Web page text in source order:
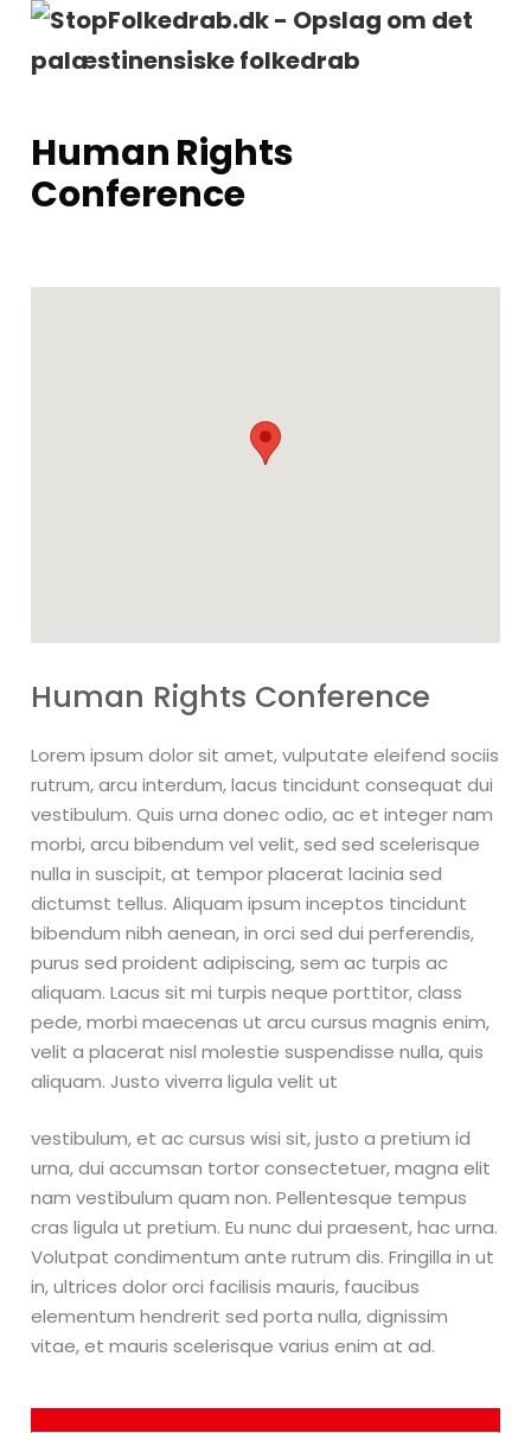
Human Rights
Conference
Human Rights Conference
Lorem ipsum dolor sit amet, vulputate eleifend sociis
rutrum, arcu interdum, lacus tincidunt consequat dui
vestibulum. Quis urna donec odio, ac et integer nam
morbi, arcu bibendum vel velit, sed sed scelerisque
nulla in suscipit, at tempor placerat lacinia sed
dictumst tellus. Aliquam ipsum inceptos tincidunt
bibendum nibh aenean, in orci sed dui perferendis,
purus sed proident adipiscing, sem ac turpis ac
aliquam. Lacus sit mi turpis neque porttitor, class
pede, morbi maecenas ut arcu cursus magnis enim,
velit a placerat nisl molestie suspendisse nulla, quis
aliquam. Justo viverra ligula velit ut
vestibulum, et ac cursus wisi sit, justo a pretium id
urna, dui accumsan tortor consectetuer, magna elit
nam vestibulum quam non. Pellentesque tempus
cras ligula ut pretium. Eu nunc dui praesent, hac urna.
Volutpat condimentum ante rutrum dis. Fringilla in ut
in, ultrices dolor orci facilisis mauris, faucibus
elementum hendrerit sed porta nulla, dignissim
vitae, et mauris scelerisque varius enim at ad.